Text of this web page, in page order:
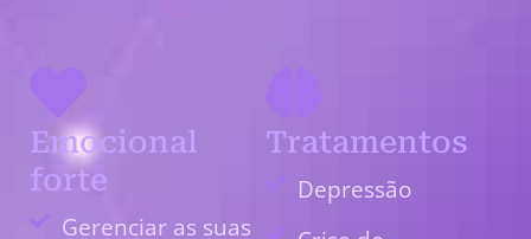
Emocional
forte
Gerenciar as suas
Tratamentos
Depressão